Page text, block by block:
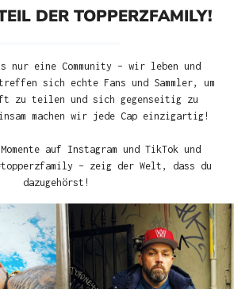
DER TOPPERZFAMILY!
nur eine Community – wir leben und
sich echte Fans und Sammler, um
zu teilen und sich gegenseitig zu
machen wir jede Cap einzigartig!
auf Instagram und TikTok und
– zeig der Welt, dass du
dazugehörst!